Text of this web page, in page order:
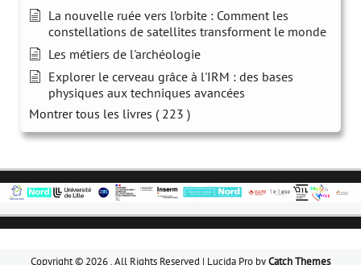
La nouvelle ruée vers l’orbite : Comment les
constellations de satellites transforment le monde
Les métiers de l'archéologie
Explorer le cerveau grâce à l'IRM : des bases
physiques aux techniques avancées
Montrer tous les livres ( 223 )
Copyright © 2026. All Rights Reserved | Lucida Pro byCatch Themes